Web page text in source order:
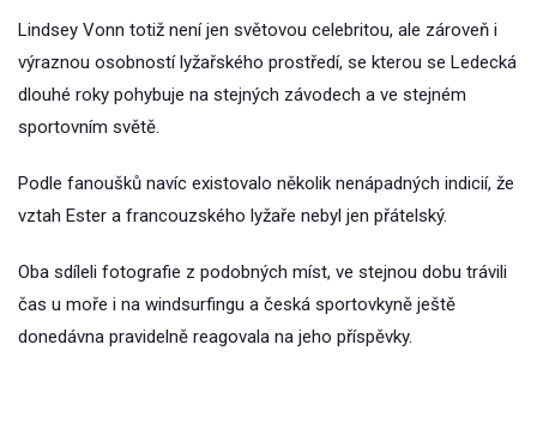
Lindsey Vonn totiž není jen světovou celebritou, ale zároveň i
výraznou osobností lyžařského prostředí, se kterou se Ledecká
dlouhé roky pohybuje na stejných závodech a ve stejném
sportovním světě.
Podle fanoušků navíc existovalo několik nenápadných indicií, že
vztah Ester a francouzského lyžaře nebyl jen přátelský.
Oba sdíleli fotografie z podobných míst, ve stejnou dobu trávili
čas u moře i na windsurfingu a česká sportovkyně ještě
donedávna pravidelně reagovala na jeho příspěvky.